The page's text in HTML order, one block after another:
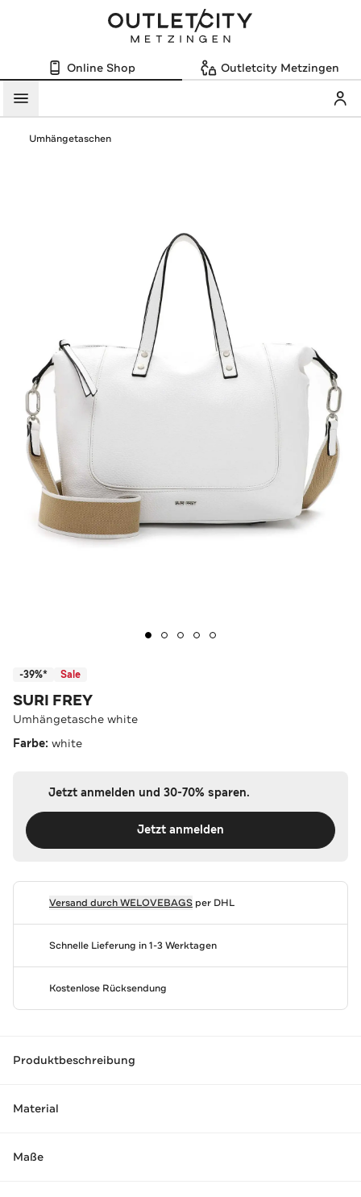
Online Shop Outletcity Metzingen
Menü
Umhängetaschen
-39%* Sale
SURI FREY
Umhängetasche white
Farbe: white
Jetzt anmelden und 30-70% sparen.
Jetzt anmelden
Versand durchWELOVEBAGSper DHL
Schnelle Lieferung in 1-3 Werktagen
Kostenlose Rücksendung
Produktbeschreibung
Material
Maße